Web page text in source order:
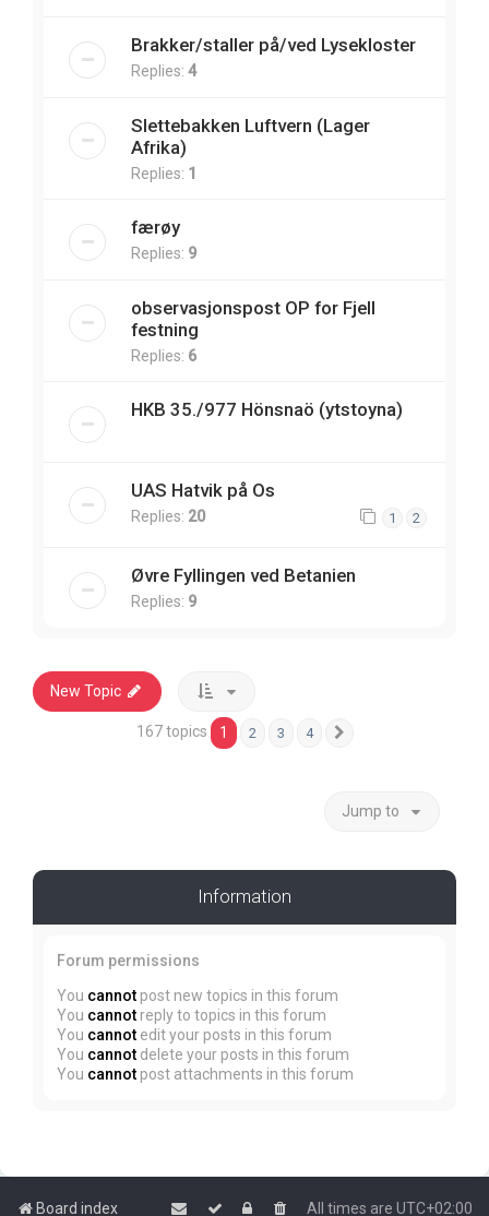
Brakker/staller på/ved Lysekloster
Replies: 4
Slettebakken Luftvern (Lager
Afrika)
Replies: 1
færøy
Replies: 9
observasjonspost OP for Fjell
festning
Replies: 6
HKB 35./977 Hönsnaö (ytstoyna)
UAS Hatvik på Os
Replies: 20 1 2
Øvre Fyllingen ved Betanien
Replies: 9
New Topic
167 topics 1 2 3 4
Jump to
Information
Forum permissions
You cannot post new topics in this forum
You cannot reply to topics in this forum
You cannot edit your posts in this forum
You cannot delete your posts in this forum
You cannot post attachments in this forum
Board index All times are UTC+02:00